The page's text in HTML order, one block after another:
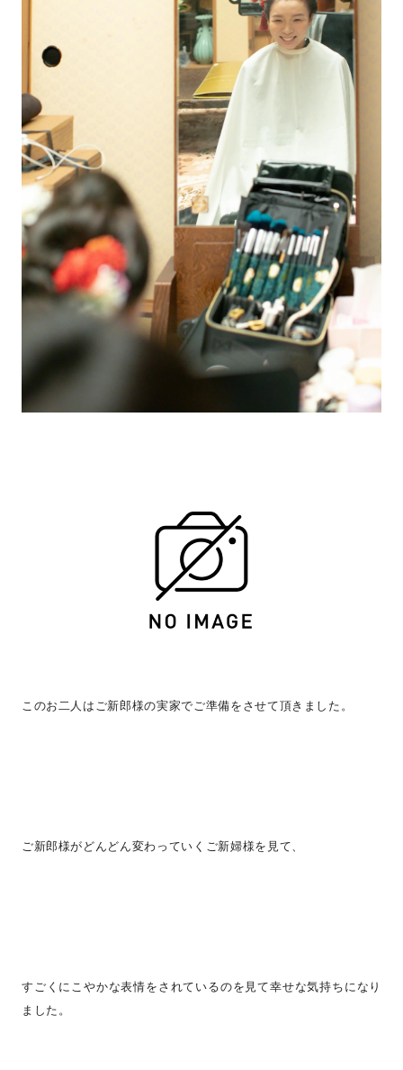
このお二人はご新郎様の実家でご準備をさせて頂きました。
ご新郎様がどんどん変わっていくご新婦様を見て、
すごくにこやかな表情をされているのを見て幸せな気持ちになり
ました。